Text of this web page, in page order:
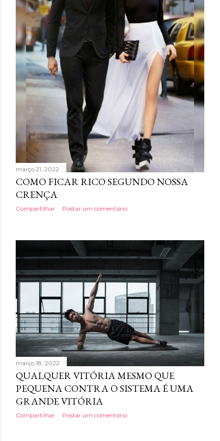
g
e
n
s
março 21, 2022
COMO FICAR RICO SEGUNDO NOSSA
CRENÇA
Compartilhar Postar um comentário
março 18, 2022
QUALQUER VITÓRIA MESMO QUE
PEQUENA CONTRA O SISTEMA É UMA
GRANDE VITÓRIA
Compartilhar Postar um comentário